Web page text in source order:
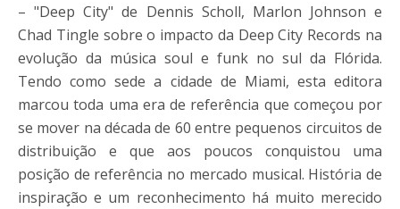
– "Deep City" de Dennis Scholl, Marlon Johnson e
Chad Tingle sobre o impacto da Deep City Records na
evolução da música soul e funk no sul da Flórida.
Tendo como sede a cidade de Miami, esta editora
marcou toda uma era de referência que começou por
se mover na década de 60 entre pequenos circuitos de
distribuição e que aos poucos conquistou uma
posição de referência no mercado musical. História de
inspiração e um reconhecimento há muito merecido